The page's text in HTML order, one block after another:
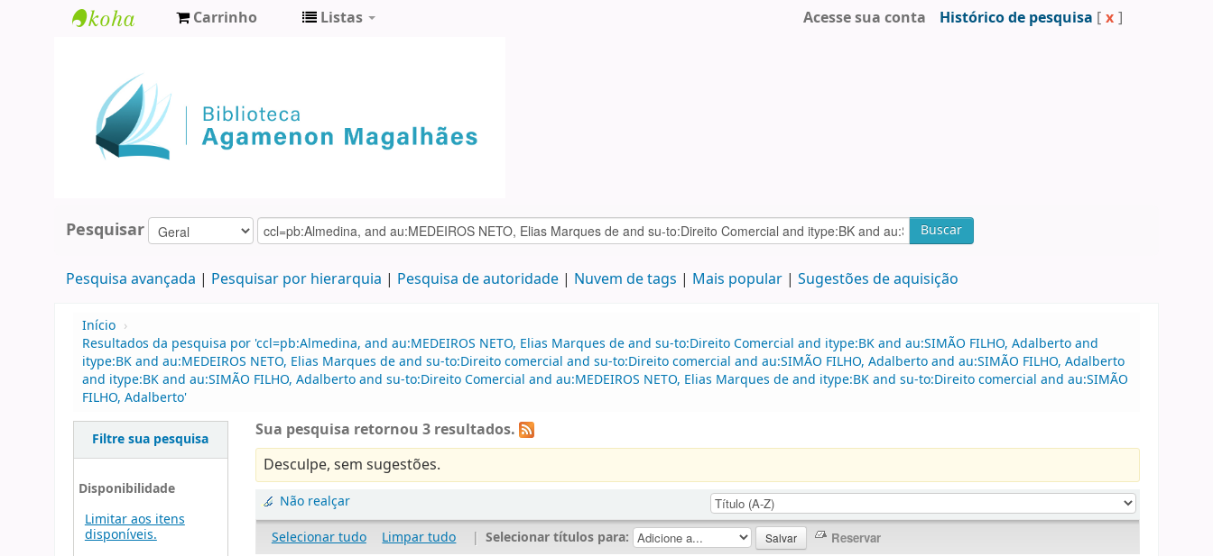
Agamenon
Magalhães
Carrinho Listas Acesse sua conta Histórico de pesquisa [ x ]
Pesquisar Buscar
Pesquisa avançada Pesquisar por hierarquia Pesquisa de autoridade Nuvem de tags Mais popular Sugestões de aquisição
Início ›
Resultados da pesquisa por 'ccl=pb:Almedina, and au:MEDEIROS NETO, Elias Marques de and su-to:Direito Comercial and itype:BK and au:SIMÃO FILHO, Adalberto and
itype:BK and au:MEDEIROS NETO, Elias Marques de and su-to:Direito comercial and su-to:Direito comercial and au:SIMÃO FILHO, Adalberto and au:SIMÃO FILHO, Adalberto
and itype:BK and au:SIMÃO FILHO, Adalberto and su-to:Direito Comercial and au:MEDEIROS NETO, Elias Marques de and itype:BK and su-to:Direito comercial and au:SIMÃO
FILHO, Adalberto'
Filtre sua pesquisa
Disponibilidade
Limitar aos itens
disponíveis.
Sua pesquisa retornou 3 resultados.
Desculpe, sem sugestões.
Não realçar
Selecionar tudo
Limpar tudo | Selecionar títulos para: